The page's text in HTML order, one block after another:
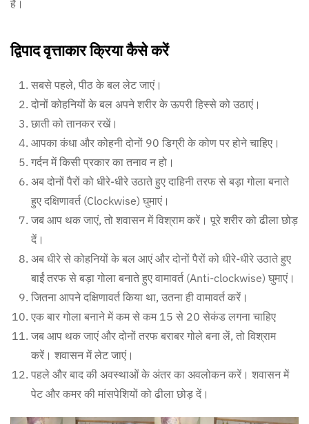
है।
द्विपाद वृत्ताकार क्रिया कैसे करें
सबसे पहले, पीठ के बल लेट जाएं।
दोनों कोहनियों के बल अपने शरीर के ऊपरी हिस्से को उठाएं।
छाती को तानकर रखें।
आपका कंधा और कोहनी दोनों 90 डिग्री के कोण पर होने चाहिए।
गर्दन में किसी प्रकार का तनाव न हो।
अब दोनों पैरों को धीरे-धीरे उठाते हुए दाहिनी तरफ से बड़ा गोला बनाते
हुए दक्षिणावर्त (Clockwise) घुमाएं।
जब आप थक जाएं, तो शवासन में विश्राम करें। पूरे शरीर को ढीला छोड़
दें।
अब धीरे से कोहनियों के बल आएं और दोनों पैरों को धीरे-धीरे उठाते हुए
बाईं तरफ से बड़ा गोला बनाते हुए वामावर्त (Anti-clockwise) घुमाएं।
जितना आपने दक्षिणावर्त किया था, उतना ही वामावर्त करें।
एक बार गोला बनाने में कम से कम 15 से 20 सेकंड लगना चाहिए
जब आप थक जाएं और दोनों तरफ बराबर गोले बना लें, तो विश्राम
करें। शवासन में लेट जाएं।
पहले और बाद की अवस्थाओं के अंतर का अवलोकन करें। शवासन में
पेट और कमर की मांसपेशियों को ढीला छोड़ दें।